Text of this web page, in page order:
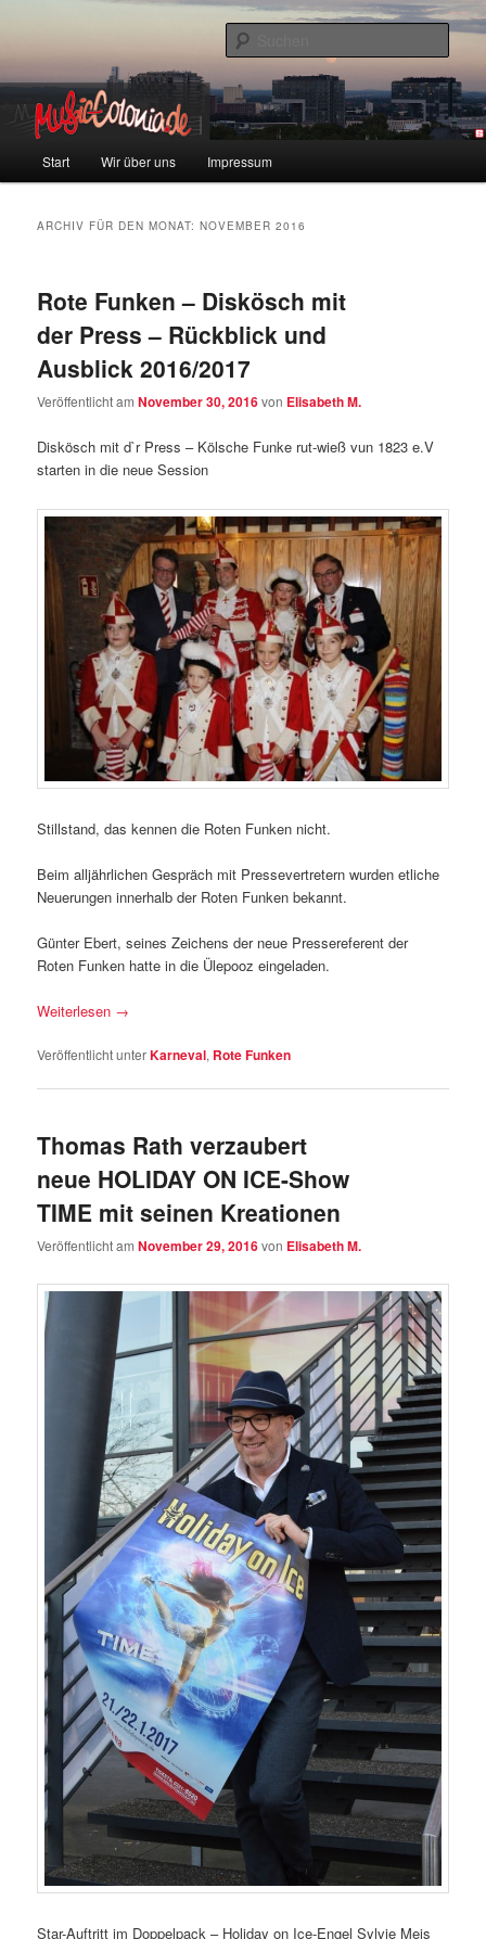
wechseln
Inhalt
wechselnmusic-colonia
Start Wir über uns Impressum
ARCHIV FÜR DEN MONAT:NOVEMBER 2016
Rote Funken – Diskösch mit
der Press – Rückblick und
Ausblick 2016/2017
Veröffentlicht amNovember 30, 2016von Elisabeth M.
Diskösch mit d`r Press – Kölsche Funke rut-wieß vun 1823 e.V
starten in die neue Session
Stillstand, das kennen die Roten Funken nicht.
Beim alljährlichen Gespräch mit Pressevertretern wurden etliche
Neuerungen innerhalb der Roten Funken bekannt.
Günter Ebert, seines Zeichens der neue Pressereferent der
Roten Funken hatte in die Ülepooz eingeladen.
Weiterlesen →
Veröffentlicht unterKarneval, Rote Funken
Thomas Rath verzaubert
neue HOLIDAY ON ICE-Show
TIME mit seinen Kreationen
Veröffentlicht amNovember 29, 2016von Elisabeth M.
Star-Auftritt im Doppelpack – Holiday on Ice-Engel Sylvie Meis